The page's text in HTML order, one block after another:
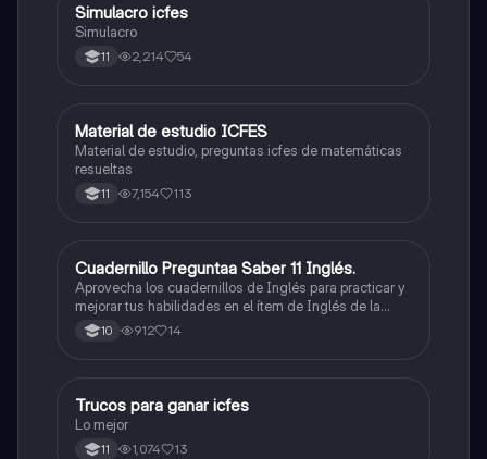
ICFES: Lectura Crítica
Simulacro icfes
Simulacro
11 2,214 54
ICFES: Matemáticas
Material de estudio ICFES
Material de estudio, preguntas icfes de matemáticas
resueltas
11 7,154 113
ICFES: Inglés
Cuadernillo Preguntaa Saber 11 Inglés.
Aprovecha los cuadernillos de Inglés para practicar y
mejorar tus habilidades en el ítem de Inglés de la
Prueba Saber 11. 🫡
10 912 14
Química
Trucos para ganar icfes
Lo mejor
11 1,074 13